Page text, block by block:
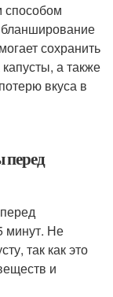
бланширование
сохранить
а также
вкуса в
перед
минут. Не
так как это
и